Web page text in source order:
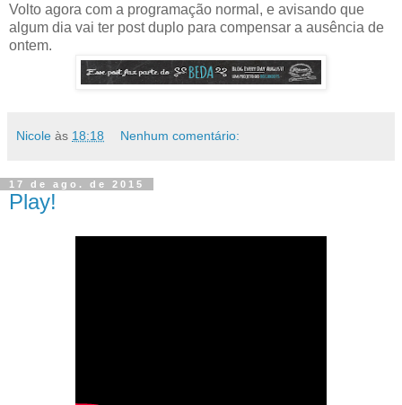
Volto agora com a programação normal, e avisando que
algum dia vai ter post duplo para compensar a ausência de
ontem.
Nicole às 18:18 Nenhum comentário:
17 de ago. de 2015
Play!